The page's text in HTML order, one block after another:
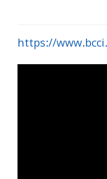
https://